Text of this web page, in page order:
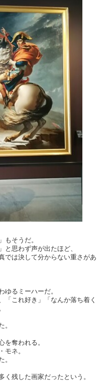
もそうだ。
と思わず声が出たほど、
では決して分からない重さがあ
ゆるミーハーだ。
「これ好き」「なんか落ち着く
。
奪われる。
モネ。
。
く残した画家だったという。